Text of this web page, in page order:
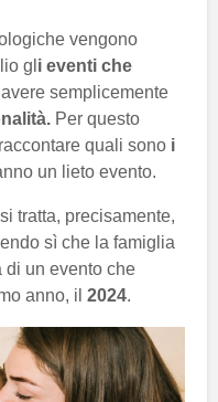
vengono
gl i eventi che
semplicemente
Per questo
quali sono i
un lieto evento.
tratta, precisamente,
sì che la famiglia
di un evento che
anno, il 2024.